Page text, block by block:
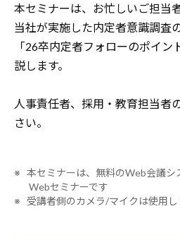
本セミナーは、お忙しいご担当
当社が実施した内定者意識調査
「26卒内定者フォローのポイ
説します。
人事責任者、採用・教育担当者
さい。
※ 本セミナーは、無料のWeb会議シ
Webセミナーです
※ 受講者側のカメラ/マイクは使用し